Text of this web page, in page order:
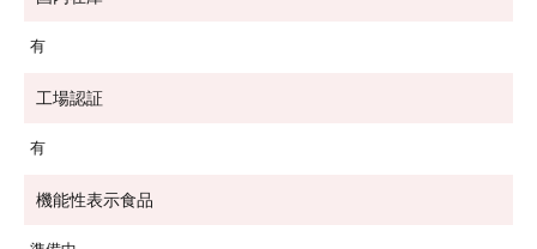
有
工場認証
有
機能性表示食品